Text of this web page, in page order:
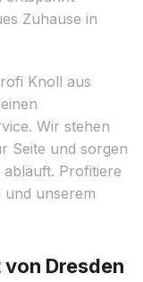
Zuhause in
Knoll aus
Wir stehen
Seite und sorgen
Profitiere
unserem
Dresden